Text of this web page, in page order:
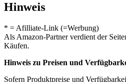
Hinweis
* = Afilliate-Link (=Werbung)
Als Amazon-Partner verdient der
Käufen.
Hinweis zu Preisen und
Sofern Produktpreise und